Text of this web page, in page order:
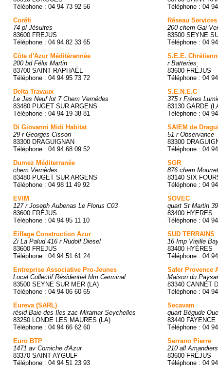
Téléphone : 04 94 73 92 56
Coréfi
74 pl Jésuites
83600 FREJUS
Téléphone : 04 94 82 33 65
Côte d'Azur Méditérannée
200 bd Félix Martin
83700 SAINT RAPHAËL
Téléphone : 04 94 95 73 72
Delta Travaux
Le Jas Neuf lot 7 Chem Vernédes
83480 PUGET SUR ARGENS
Téléphone : 04 94 19 38 81
Di Giovanni Midi Habitat
29 r Georges Cisson
83300 DRAGUIGNAN
Téléphone : 04 94 68 09 52
Dumez Méditerranée
chem Vernèdes
83480 PUGET SUR ARGENS
Téléphone : 04 98 11 49 92
EVIM
127 r Joseph Aubenas Le Florus C03
83600 FRÉJUS
Téléphone : 04 94 95 11 10
Eiffage Construction Azur
Zi La Palud 416 r Rudolf Diesel
83600 FREJUS
Téléphone : 04 94 51 61 24
Entreprise Associative Pro-Jeunes
Local Collectif Résidentiel hlm Germinal
83500 SEYNE SUR MER (LA)
Téléphone : 04 94 06 60 65
Eureva (SARL)
résid Baie des Iles zac Miramar Seychelles
83250 LONDE LES MAURES (LA)
Téléphone : 04 94 66 62 60
Euro BTP
1471 av Corniche d'Azur
83370 SAINT AYGULF
Téléphone : 04 94 51 23 93
Téléphone : 04
Réseau Services
200 chem Gai
83500 SEYNE
Téléphone : 04
S.E.E.
r Batteries
83600 FRÉJUS
Téléphone : 04
S.E.N.E.C
375 r Frères
83130 GARDE
Téléphone : 04
SAIEM de
51 r Observance
83300
Téléphone : 04
SGR
876 chem Mourret
83140 SIX
Téléphone : 04
SOVEC
quart St Martin
83400 HYERES
Téléphone : 04
SUD TERRAINS
16 Imp Vieille
83400 HYÈRES
Téléphone : 04
Safer Provence
Maison du
83340 CANNET
Téléphone : 04
Secavam
quart Bégude
83440 FAYENCE
Téléphone : 04
Serrano Pierre
210 all Amandiers
83600 FRÉJUS
Téléphone : 04